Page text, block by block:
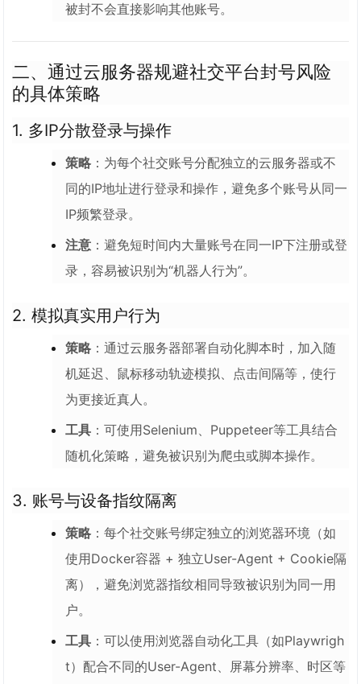
被封不会直接影响其他账号。
二、通过云服务器规避社交平台封号风险
的具体策略
1. 多IP分散登录与操作
策略 ：为每个社交账号分配独立的云服务器或不
同的IP地址进行登录和操作，避免多个账号从同一
IP频繁登录。
注意 ：避免短时间内大量账号在同一IP下注册或登
录，容易被识别为“机器人行为”。
2.模拟真实用户行为
策略 ：通过云服务器部署自动化脚本时，加入随
机延迟、鼠标移动轨迹模拟、点击间隔等，使行
为更接近真人。
工具 ：可使用Selenium、Puppeteer等工具结合
随机化策略，避免被识别为爬虫或脚本操作。
3. 账号与设备指纹隔离
策略 ：每个社交账号绑定独立的浏览器环境（如
使用Docker容器 + 独立User-Agent + Cookie隔
离），避免浏览器指纹相同导致被识别为同一用
户。
工具 ：可以使用浏览器自动化工具（如Playwrigh
t）配合不同的User-Agent、屏幕分辨率、时区等